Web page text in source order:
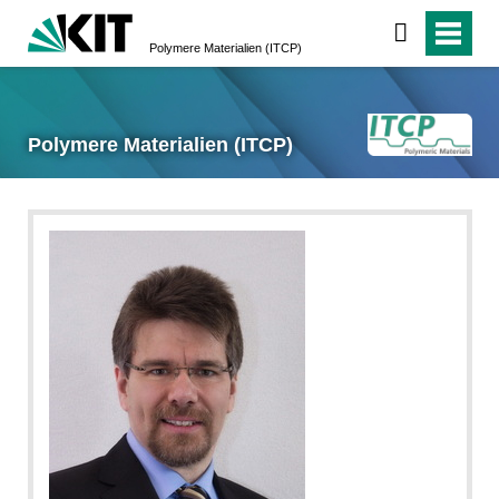
Polymere Materialien (ITCP)
Polymere Materialien (ITCP)